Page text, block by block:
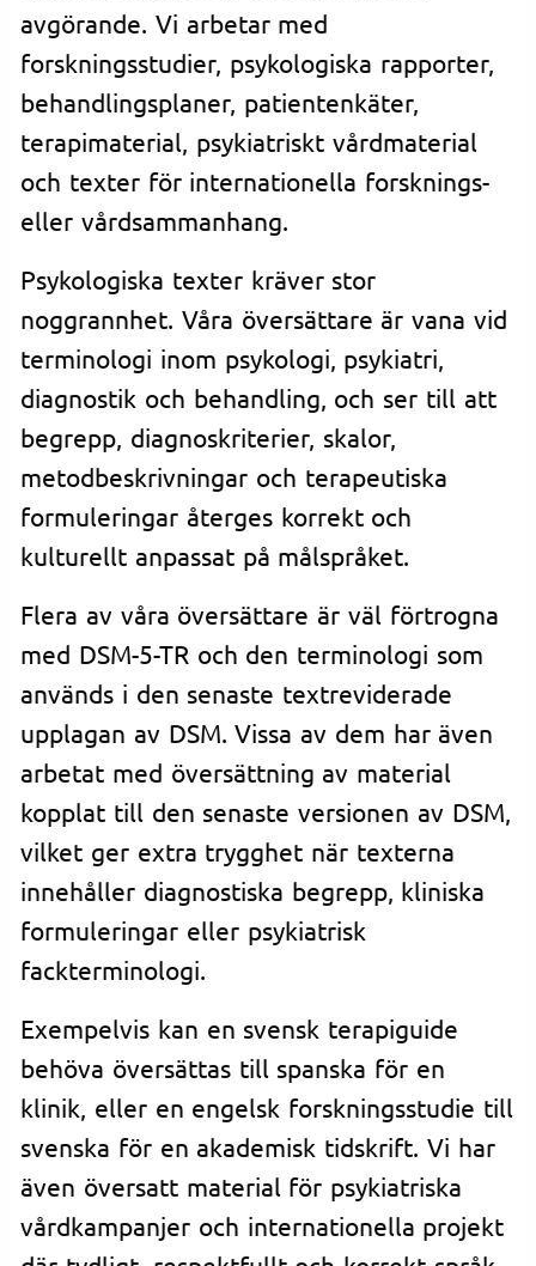
avgörande. Vi arbetar med
forskningsstudier, psykologiska rapporter,
behandlingsplaner, patientenkäter,
terapimaterial, psykiatriskt vårdmaterial
och texter för internationella forsknings-
eller vårdsammanhang.
Psykologiska texter kräver stor
noggrannhet. Våra översättare är vana vid
terminologi inom psykologi, psykiatri,
diagnostik och behandling, och ser till att
begrepp, diagnoskriterier, skalor,
metodbeskrivningar och terapeutiska
formuleringar återges korrekt och
kulturellt anpassat på målspråket.
Flera av våra översättare är väl förtrogna
med DSM-5-TR och den terminologi som
används i den senaste textreviderade
upplagan av DSM. Vissa av dem har även
arbetat med översättning av material
kopplat till den senaste versionen av DSM,
vilket ger extra trygghet när texterna
innehåller diagnostiska begrepp, kliniska
formuleringar eller psykiatrisk
fackterminologi.
Exempelvis kan en svensk terapiguide
behöva översättas till spanska för en
klinik, eller en engelsk forskningsstudie till
svenska för en akademisk tidskrift. Vi har
även översatt material för psykiatriska
vårdkampanjer och internationella projekt